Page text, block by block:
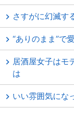
さすがに幻滅す
“ありのまま”で
居酒屋女子はモ
は
いい雰囲気にな